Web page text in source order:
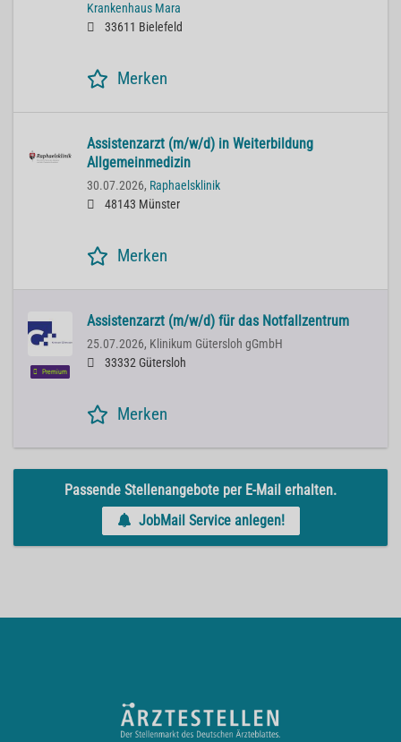
Krankenhaus Mara
33611 Bielefeld
Merken
Assistenzarzt (m/w/d) in Weiterbildung
Allgemeinmedizin
30.07.2026, Raphaelsklinik
48143 Münster
Merken
Premium
Assistenzarzt (m/w/d) für das Notfallzentrum
25.07.2026, Klinikum Gütersloh gGmbH
33332 Gütersloh
Merken
Passende Stellenangebote per E-Mail erhalten.
JobMail Service anlegen!